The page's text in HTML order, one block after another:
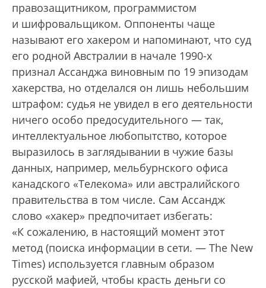
правозащитником, программистом
и шифровальщиком. Оппоненты чаще
называют его хакером и напоминают, что суд
его родной Австралии в начале 1990-х
признал Ассанджа виновным по 19 эпизодам
хакерства, но отделался он лишь небольшим
штрафом: судья не увидел в его деятельности
ничего особо предосудительного — так,
интеллектуальное любопытство, которое
выразилось в заглядывании в чужие базы
данных, например, мельбурнского офиса
канадского «Телекома» или австралийского
правительства в том числе. Сам Ассандж
слово «хакер» предпочитает избегать:
«К сожалению, в настоящий момент этот
метод (поиска информации в сети. — The New
Times) используется главным образом
русской мафией, чтобы красть деньги со